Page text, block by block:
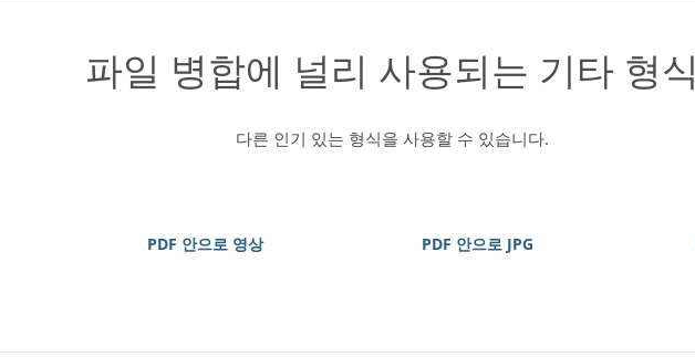
파일 병합에 널리 사용되는 기타 형식
다른 인기 있는 형식을 사용할 수 있습니다.
PDF 안으로 영상 PDF 안으로 JPG